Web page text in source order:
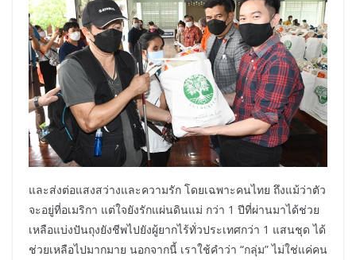
และส่งต่อแสงสว่างและความรัก โดยเฉพาะคนไทย ถึงแม้ว่าตัว
จะอยู่ที่อเมริกา แต่ใจยังรักแผ่นดินแม่ กว่า 1 ปีที่ผ่านมาได้ช่วย
เหลือแบ่งปันถุงยังชีพไปยังผู้ยากไร้ทั่วประเทศกว่า 1 แสนชุด ได้
ช่วยเหลือไปมากมาย นอกจากนี้ เราใช้คำว่า “กลุ่ม” ไม่ใช่แค่คน